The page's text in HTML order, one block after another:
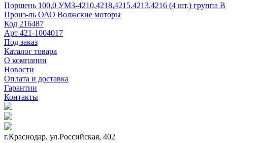
Поршень 100,0 УМЗ-4210,4218,4215,4213,4216 (4 шт.) группа В
Произ-ль ОАО Волжские моторы
Код 216487
Арт 421-1004017
Под заказ
Каталог товара
О компании
Новости
Оплата и доставка
Гарантии
Контакты
г.Краснодар, ул.Российская, 402